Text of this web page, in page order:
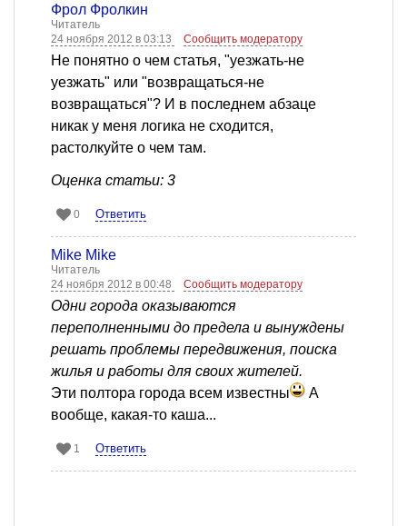
Фрол Фролкин
Читатель
24 ноября 2012 в 03:13
Сообщить модератору
Не понятно о чем статья, "уезжать-не
уезжать" или "возвращаться-не
возвращаться"? И в последнем абзаце
никак у меня логика не сходится,
растолкуйте о чем там.
Оценка статьи: 3
0 Ответить
Mike Mike
Читатель
24 ноября 2012 в 00:48
Сообщить модератору
Одни города оказываются
переполненными до предела и вынуждены
решать проблемы передвижения, поиска
жилья и работы для своих жителей.
Эти полтора города всем известны
А
вообще, какая-то каша...
1 Ответить